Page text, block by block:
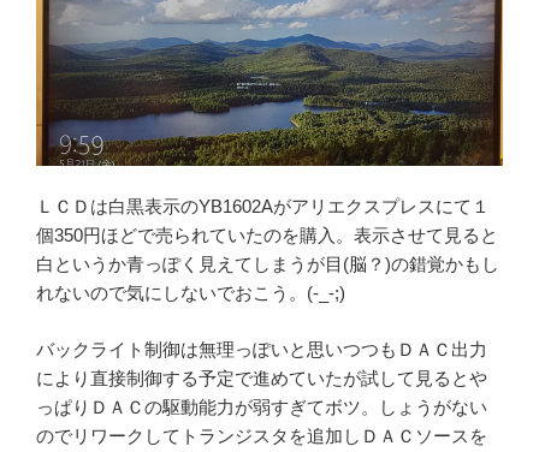
ＬＣＤは白黒表示のYB1602Aがアリエクスプレスにて１
個350円ほどで売られていたのを購入。表示させて見ると
白というか青っぽく見えてしまうが目(脳？)の錯覚かもし
れないので気にしないでおこう。(-_-;)
バックライト制御は無理っぽいと思いつつもＤＡＣ出力
により直接制御する予定で進めていたが試して見るとや
っぱりＤＡＣの駆動能力が弱すぎてボツ。しょうがない
のでリワークしてトランジスタを追加しＤＡＣソースを